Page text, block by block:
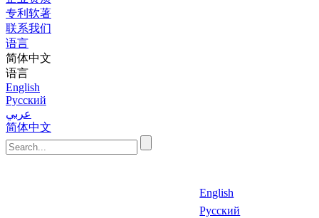
专利软著
联系我们
语言
简体中文
语言
English
Русский
عربي
简体中文
English
Русский